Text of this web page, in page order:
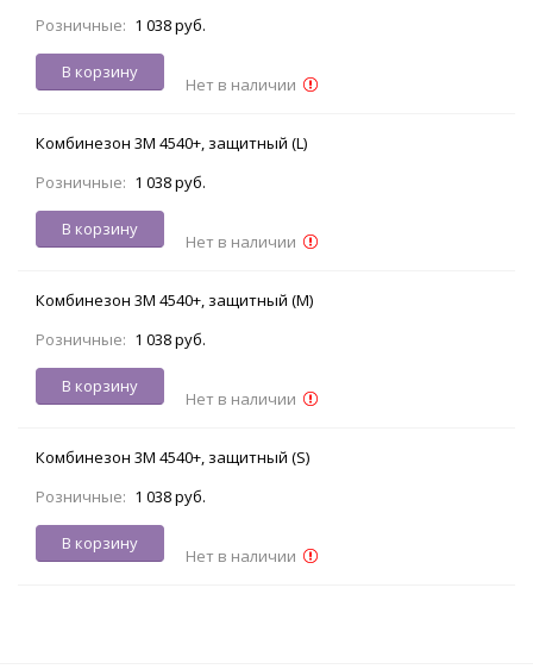
Розничные: 1 038 руб.
В корзину
Нет в наличии
Комбинезон 3M 4540+, защитный (L)
Розничные: 1 038 руб.
В корзину
Нет в наличии
Комбинезон 3M 4540+, защитный (M)
Розничные: 1 038 руб.
В корзину
Нет в наличии
Комбинезон 3M 4540+, защитный (S)
Розничные: 1 038 руб.
В корзину
Нет в наличии